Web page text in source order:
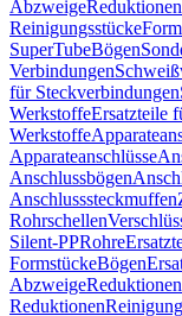
AbzweigeReduktionen
Reinigungsstücke
SuperTubeBögen
Verbindungen
für Steckverbindungen
WerkstoffeErsatzteile
Werkstoffe
Apparateanschlüsse
Anschlussbögen
Anschlusssteckmuffen
Rohrschellen
Silent-PPRohre
FormstückeBögen
AbzweigeReduktionen
Reduktionen